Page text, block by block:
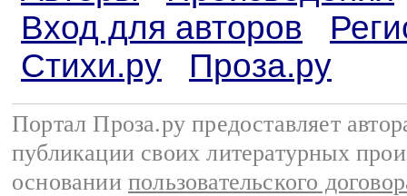
Вход для авторов
Стихи.ру
Проза.ру
Портал Проза.ру предоставляет
публикации своих литературных
основании пользовательского